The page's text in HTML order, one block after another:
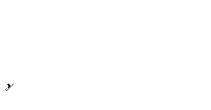
🎿